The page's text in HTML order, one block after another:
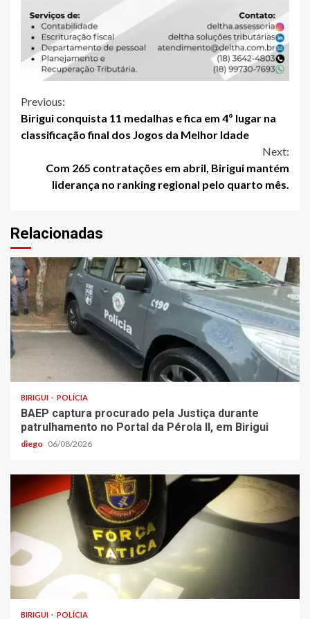
Continue
Reading
Previous:
Birigui conquista 11 medalhas e fica em 4º lugar na
classificação final dos Jogos da Melhor Idade
Next:
Com 265 contratações em abril, Birigui mantém
liderança no ranking regional pelo quarto mês.
Relacionadas
BIRIGUI POLÍCIA
BAEP captura procurado pela Justiça durante
patrulhamento no Portal da Pérola ll, em Birigui
diego 06/08/2026
BIRIGUI POLÍCIA